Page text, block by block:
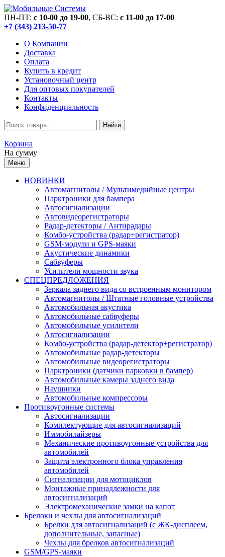
ПН-ПТ: c 10-00 до 19-00, СБ-ВС: c 11-00 до 17-00
+7 (343) 213-50-77
О Компании
Доставка
Оплата
Купить в кредит
Установочный центр
Для оптовых покупателей
Контакты
Конфиденциальность
Найти
Корзина
На сумму
Меню
НОВИНКИ
Автомагнитолы / Мультимедийные центры
Парктроники для бампера
Автосигнализации
Автовидеорегистраторы
Радар-детекторы / Антирадары
Комбо-устройства (радар+регистратор)
GSM-модули и GPS-маяки
Акустические динамики
Сабвуферы
Усилители мощности звука
СПЕЦПРЕДЛОЖЕНИЯ
Зеркала заднего вида со встроенным монитором
Автомагнитолы / Штатные головные устройства
Автомобильная акустика
Автомобильные сабвуферы
Автомобильные усилители
Автосигнализации
Комбо-устройства (радар-детектор+регистратор)
Автомобильные радар-детекторы
Автомобильные видеорегистраторы
Парктроники (датчики парковки в бампер)
Автомобильные камеры заднего вида
Наушники
Автомобильные компрессоры
Противоугонные системы
Автосигнализации
Комплектующие для автосигнализаций
Иммобилайзеры
Механические противоугонные устройства для
автомобилей
Защита электронного блока управления
автомобилей
Сигнализации для мотоциклов
Монтажные принадлежности для
автосигнализаций
Электромеханические замки на капот
Брелоки и чехлы для автосигнализаций
Брелки для автосигнализаций (с ЖК-дисплеем,
дополнительные, запасные)
Чехлы для брелков автосигнализаций
GSM/GPS-маяки